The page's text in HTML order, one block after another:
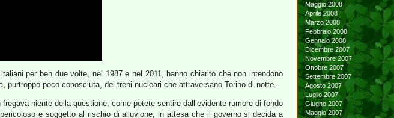
per ben due volte, nel 1987 e nel 2011, hanno chiarito che non intendono
poco conosciuta, dei treni nucleari che attraversano Torino di notte.
niente della questione, come potete sentire dall’evidente rumore di fondo
e soggetto al rischio di alluvione, in attesa che il governo si decida a
Maggio 2008
Aprile 2008
Marzo 2008
Febbraio 2008
Gennaio 2008
Dicembre 2007
Novembre 2007
Ottobre 2007
Settembre 2007
Agosto 2007
Luglio 2007
Giugno 2007
Maggio 2007